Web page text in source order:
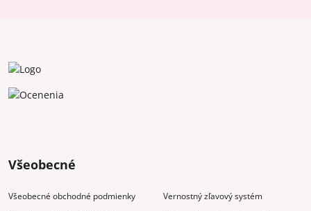
Všeobecné
Všeobecné obchodné podmienky
Vernostný zľavový systém